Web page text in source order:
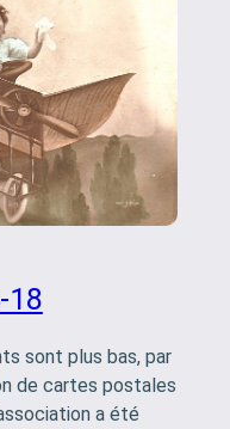
18
sont plus bas, par
de cartes postales
a été